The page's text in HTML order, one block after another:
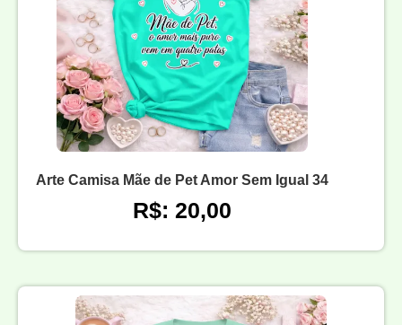
Arte Camisa Mãe de Pet Amor Sem Igual 34
R$: 20,00